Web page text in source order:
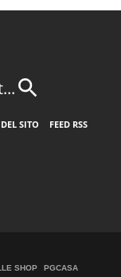
SITO
FEED RSS
SHOP PGCASA